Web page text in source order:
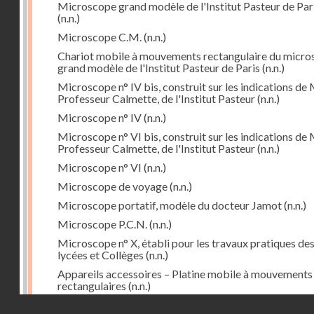
Microscope grand modèle de l'Institut Pasteur de
(n.n.)
Microscope C.M. (n.n.)
Chariot mobile à mouvements rectangulaire du
grand modèle de l'Institut Pasteur de Paris (n.n.)
Microscope n° IV bis, construit sur les indications de
Professeur Calmette, de l'Institut Pasteur(n.n.)
Microscope n° IV(n.n.)
Microscope n° VI bis, construit sur les indications de
Professeur Calmette, de l'Institut Pasteur(n.n.)
Microscope n° VI (n.n.)
Microscope de voyage(n.n.)
Microscope portatif, modèle du docteur Jamot(n.n.)
Microscope P.C.N. (n.n.)
Microscope n° X, établi pour les travaux pratiques des
lycées et Collèges (n.n.)
Appareils accessoires – Platine mobile à mouvements
rectangulaires (n.n.)